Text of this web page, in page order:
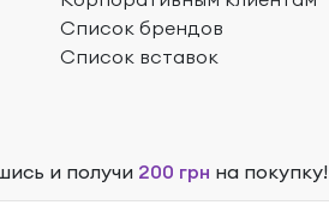
Список брендов
Список вставок
и получи 200 грн на покупку!